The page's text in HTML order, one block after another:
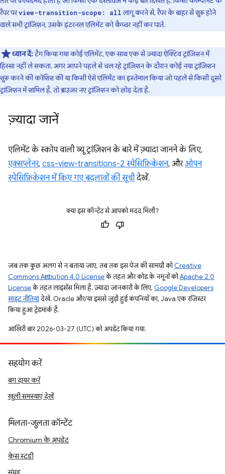
रैपर परview-transition-scope: allलागू करने से, रैपर के बाहर से शुरू होने
वाले सभी ट्रांज़िशन, उसके इंटरनल एलिमेंट को कैप्चर नहीं कर पाते.
ध्यान दें:टैग किया गया कोई एलिमेंट, एक साथ एक से ज़्यादा ऐक्टिव ट्रांज़िशन में
हिस्सा नहीं ले सकता. अगर आपने पहले से चल रहे ट्रांज़िशन के दौरान कोई नया ट्रांज़िशन
शुरू करने की कोशिश की या किसी ऐसे एलिमेंट का इस्तेमाल किया जो पहले से किसी दूसरे
ट्रांज़िशन में शामिल है, तो ब्राउज़र नए ट्रांज़िशन को छोड़ देता है.
ज़्यादा जानें
एलिमेंट के स्कोप वाली व्यू ट्रांज़िशन के बारे में ज़्यादा जानने के लिए,
एक्सप्लेनर, css-view-transitions-2 स्पेसिफ़िकेशन, औरओपन
स्पेसिफ़िकेशन में किए गए बदलावों की सूचीदेखें.
क्या इस कॉन्टेंट से आपको मदद मिली?
जब तक कुछ अलग से न बताया जाए, तब तक इस पेज की सामग्री कोCreative
Commons Attribution 4.0 Licenseके तहत और कोड के नमूनों कोApache 2.0
Licenseके तहत लाइसेंस मिला है. ज़्यादा जानकारी के लिए, Google Developers
साइट नीतियांदेखें. Oracle और/या इससे जुड़ी हुई कंपनियों का, Java एक रजिस्टर
किया हुआ ट्रेडमार्क है.
आखिरी बार 2026-03-27 (UTC) को अपडेट किया गया.
सहयोग करें
बग दायर करें
खुली समस्याएं देखें
मिलता-जुलता कॉन्टेंट
Chromium के अपडेट
केस स्टडी
संग्रह